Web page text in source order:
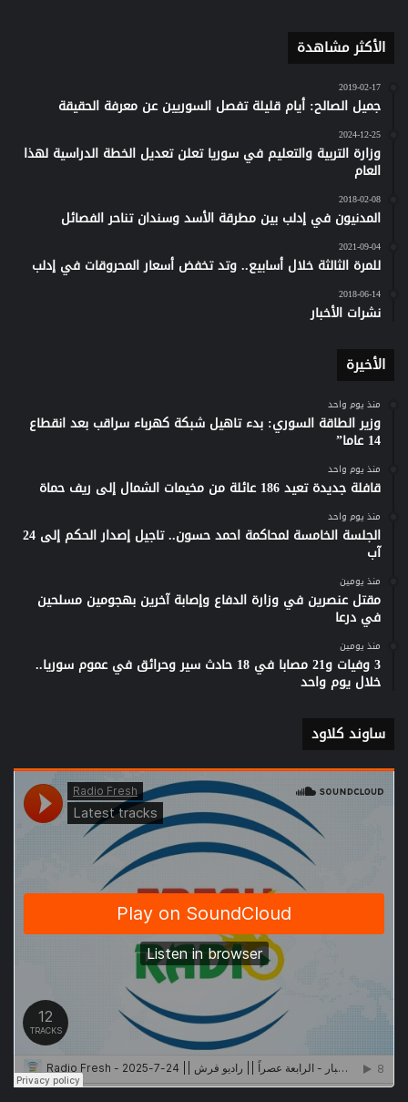
الأكثر مشاهدة
2019-02-17
جميل الصالح: أيام قليلة تفصل السوريين عن معرفة الحقيقة
2024-12-25
وزارة التربية والتعليم في سوريا تعلن تعديل الخطة الدراسية لهذا
العام
2018-02-08
المدنيون في إدلب بين مطرقة الأسد وسندان تناحر الفصائل
2021-09-04
للمرة الثالثة خلال أسابيع.. وتد تخفض أسعار المحروقات في إدلب
2018-06-14
نشرات الأخبار
الأخيرة
منذ يوم واحد
وزير الطاقة السوري: بدء تاهيل شبكة كهرباء سراقب بعد انقطاع
14 عاما”
منذ يوم واحد
قافلة جديدة تعيد 186 عائلة من مخيمات الشمال إلى ريف حماة
منذ يوم واحد
الجلسة الخامسة لمحاكمة احمد حسون.. تاجيل إصدار الحكم إلى 24
آب
منذ يومين
مقتل عنصرين في وزارة الدفاع وإصابة آخرين بهجومين مسلحين
في درعا
منذ يومين
3 وفيات و21 مصابا في 18 حادث سير وحرائق في عموم سوريا..
خلال يوم واحد
ساوند كلاود